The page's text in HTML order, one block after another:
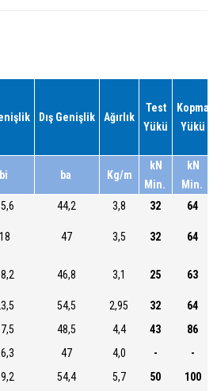
Dış Genişlik Ağırlık
Test
Yükü
Kopma
Yükü
bi ba Kg/m
kN
Min.
kN
Min.
44,2 3,8 32 64
18 47 3,5 32 64
46,8 3,1 25 63
54,5 2,95 32
64
48,5 4,4 43
86
47 4,0 -
-
54,4 5,7 50 100